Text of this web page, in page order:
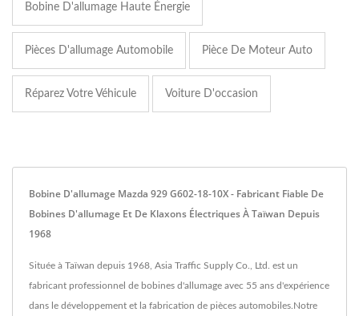
Bobine D'allumage Haute Énergie
Pièces D'allumage Automobile Pièce De Moteur Auto
Réparez Votre Véhicule Voiture D'occasion
Bobine D'allumage Mazda 929 G602-18-10X - Fabricant Fiable De
Bobines D'allumage Et De Klaxons Électriques À Taïwan Depuis
1968
Située à Taïwan depuis 1968, Asia Traffic Supply Co., Ltd. est un
fabricant professionnel de bobines d'allumage avec 55 ans d'expérience
dans le développement et la fabrication de pièces automobiles.Notre